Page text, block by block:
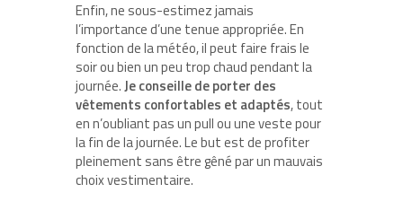
Enfin, ne sous-estimez jamais
l’importance d’une tenue appropriée. En
fonction de la météo, il peut faire frais le
soir ou bien un peu trop chaud pendant la
journée.Je conseille de porter des
vêtements confortables et adaptés, tout
en n’oubliant pas un pull ou une veste pour
la fin de la journée. Le but est de profiter
pleinement sans être gêné par un mauvais
choix vestimentaire.